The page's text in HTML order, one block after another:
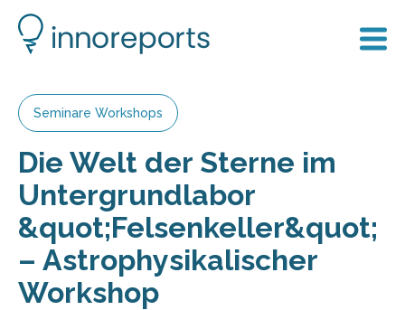
Seminare Workshops
Die Welt der Sterne im
Untergrundlabor
&quot;Felsenkeller&quot;
– Astrophysikalischer
Workshop